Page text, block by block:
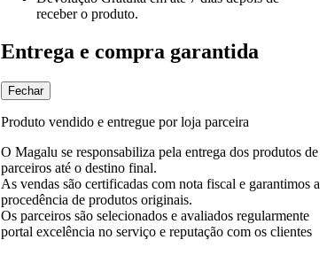
receber o produto.
Entrega e compra garantida
Fechar
Produto vendido e entregue por loja parceira
O Magalu se responsabiliza pela entrega dos produtos de
parceiros até o destino final.
As vendas são certificadas com nota fiscal e garantimos a
procedência de produtos originais.
Os parceiros são selecionados e avaliados regularmente
portal excelência no serviço e reputação com os clientes